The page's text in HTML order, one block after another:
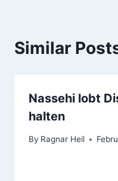
Similar
Nassehi lobt
halten
By Ragnar Heil